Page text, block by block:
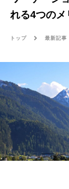
れる4つの
トップ 最新記事